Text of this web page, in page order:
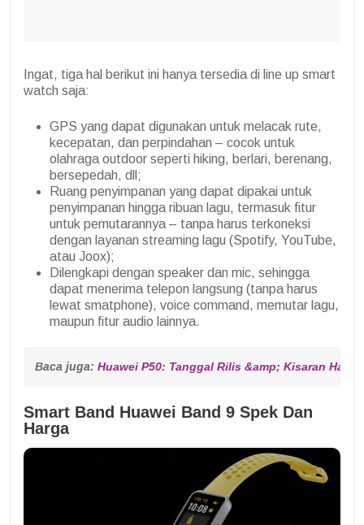
Ingat, tiga hal berikut ini hanya tersedia di line up smart
watch saja:
GPS yang dapat digunakan untuk melacak rute,
kecepatan, dan perpindahan – cocok untuk
olahraga outdoor seperti hiking, berlari, berenang,
bersepedah, dll;
Ruang penyimpanan yang dapat dipakai untuk
penyimpanan hingga ribuan lagu, termasuk fitur
untuk pemutarannya – tanpa harus terkoneksi
dengan layanan streaming lagu (Spotify, YouTube,
atau Joox);
Dilengkapi dengan speaker dan mic, sehingga
dapat menerima telepon langsung (tanpa harus
lewat smatphone), voice command, memutar lagu,
maupun fitur audio lainnya.
Baca juga: Huawei P50: Tanggal Rilis &amp; Kisaran Harga
Smart Band Huawei Band 9 Spek Dan
Harga